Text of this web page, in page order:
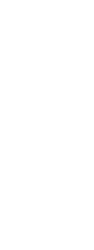
загрузки
TTF, JKM
буровых
(R/P)
кВт·ч
индексы